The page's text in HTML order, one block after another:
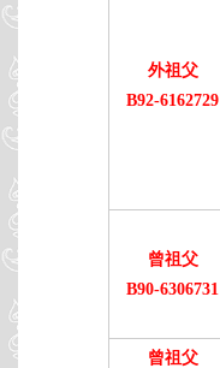
外祖父
B92-6162729
曾祖父
B90-6306731
曾祖父